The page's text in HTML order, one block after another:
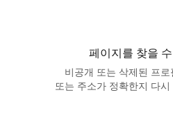
페이지를 찾을
비공개 또는 삭제된 프
또는 주소가 정확한지 다